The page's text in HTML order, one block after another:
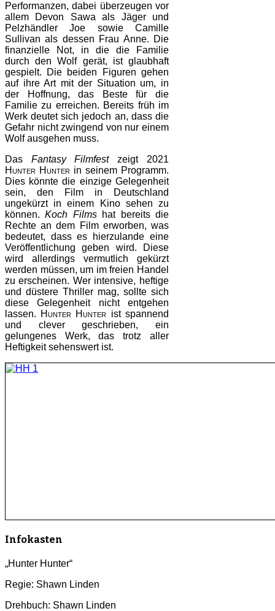
Performanzen, dabei überzeugen vor
allem Devon Sawa als Jäger und
Pelzhändler Joe sowie Camille
Sullivan als dessen Frau Anne. Die
finanzielle Not, in die die Familie
durch den Wolf gerät, ist glaubhaft
gespielt. Die beiden Figuren gehen
auf ihre Art mit der Situation um, in
der Hoffnung, das Beste für die
Familie zu erreichen. Bereits früh im
Werk deutet sich jedoch an, dass die
Gefahr nicht zwingend von nur einem
Wolf ausgehen muss.
Das Fantasy Filmfestzeigt 2021
Hunter Hunter in seinem Programm.
Dies könnte die einzige Gelegenheit
sein, den Film in Deutschland
ungekürzt in einem Kino sehen zu
können.Koch Filmshat bereits die
Rechte an dem Film erworben, was
bedeutet, dass es hierzulande eine
Veröffentlichung geben wird. Diese
wird allerdings vermutlich gekürzt
werden müssen, um im freien Handel
zu erscheinen. Wer intensive, heftige
und düstere Thriller mag, sollte sich
diese Gelegenheit nicht entgehen
lassen. Hunter Hunter ist spannend
und clever geschrieben, ein
gelungenes Werk, das trotz aller
Heftigkeit sehenswert ist.
Infokasten
„Hunter Hunter“
Regie: Shawn Linden
Drehbuch: Shawn Linden